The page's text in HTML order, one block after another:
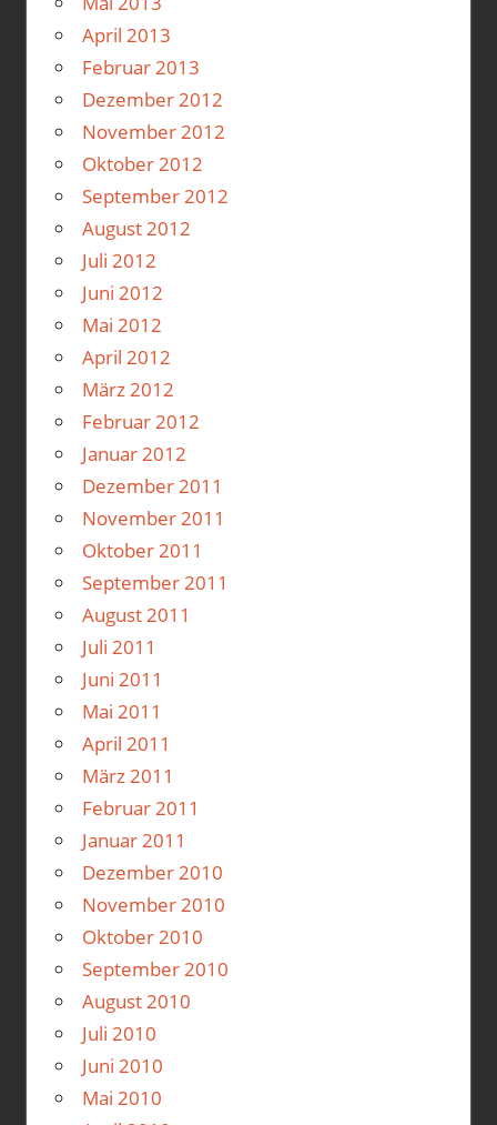
April 2013
Februar 2013
Dezember 2012
November 2012
Oktober 2012
September 2012
August 2012
Juli 2012
Juni 2012
Mai 2012
April 2012
März 2012
Februar 2012
Januar 2012
Dezember 2011
November 2011
Oktober 2011
September 2011
August 2011
Juli 2011
Juni 2011
Mai 2011
April 2011
März 2011
Februar 2011
Januar 2011
Dezember 2010
November 2010
Oktober 2010
September 2010
August 2010
Juli 2010
Juni 2010
Mai 2010